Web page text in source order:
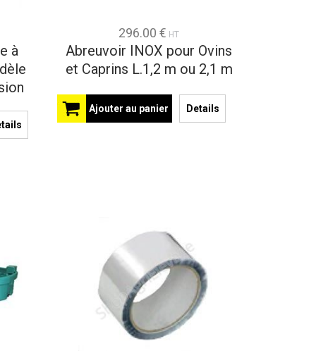
à
296.00 € HT
Abreuvoir INOX pour Ovins
et Caprins L.1,2 m ou 2,1 m
Ajouter au panier Details